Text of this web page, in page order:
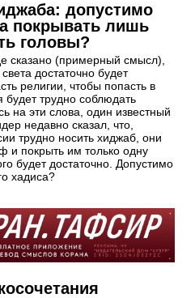
допустимо
покрывать лишь
головы?
сказано (примерный смысл),
достаточно будет
религии, чтобы попасть в
будет трудно соблюдать
на эти слова, один известный
недавно сказал, что,
трудно носить хиджаб, они
и покрыть им только одну
будет достаточно. Допустимо
хадиса?